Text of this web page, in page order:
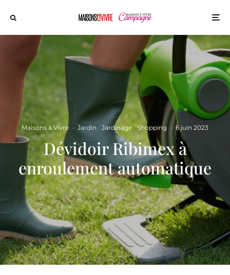
Maisons à Vivre · Jardin Jardinage Shopping · 6 juin 2023
Dévidoir Ribimex à
enroulement automatique